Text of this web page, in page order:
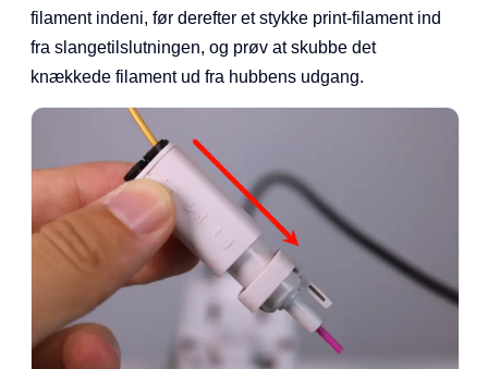
filament indeni, før derefter et stykke print-filament ind
fra slangetilslutningen, og prøv at skubbe det
knækkede filament ud fra hubbens udgang.